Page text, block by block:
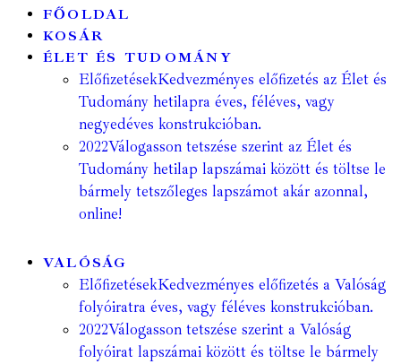
FŐOLDAL
KOSÁR
ÉLET ÉS TUDOMÁNY
ElőfizetésekKedvezményes előfizetés az Élet és
Tudomány hetilapra éves, féléves, vagy
negyedéves konstrukcióban.
2022Válogasson tetszése szerint az Élet és
Tudomány hetilap lapszámai között és töltse le
bármely tetszőleges lapszámot akár azonnal,
online!
VALÓSÁG
ElőfizetésekKedvezményes előfizetés a Valóság
folyóiratra éves, vagy féléves konstrukcióban.
2022Válogasson tetszése szerint a Valóság
folyóirat lapszámai között és töltse le bármely